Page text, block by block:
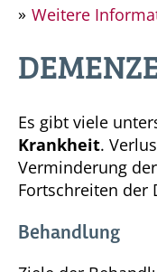
Weitere
Es gibt viele
Krankheit.
Verminderung
Fortschreiten der
Behandlung